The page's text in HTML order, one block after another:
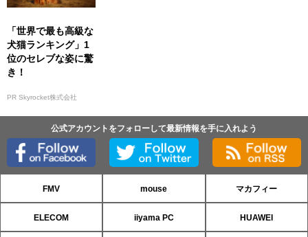
「世界で最も高級な
犬猫ランキング」1
位のセレブな姿に驚
き！
PR Skyrocket株式会社
公式アカウントをフォローして最新情報を手に入れよう
FMV mouse マカフィー
ELECOM iiyama PC HUAWEI